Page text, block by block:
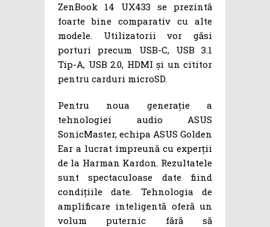
ZenBook 14 UX433 se prezintă
foarte bine comparativ cu alte
modele. Utilizatorii vor găsi
porturi precum USB-C, USB 3.1
Tip-A, USB 2.0, HDMI și un cititor
pentru carduri microSD.
Pentru noua generație a
tehnologiei audio ASUS
SonicMaster, echipa ASUS Golden
Ear a lucrat împreună cu experții
de la Harman Kardon. Rezultatele
sunt spectaculoase date fiind
condițiile date. Tehnologia de
amplificare inteligentă oferă un
volum puternic fără să